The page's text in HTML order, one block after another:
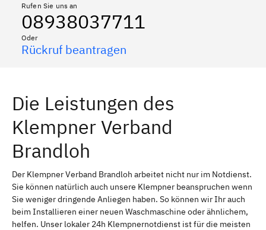
Rufen Sie uns an
08938037711
Oder
Rückruf beantragen
Die Leistungen des
Klempner Verband
Brandloh
Der Klempner Verband Brandloh arbeitet nicht nur im Notdienst.
Sie können natürlich auch unsere Klempner beanspruchen wenn
Sie weniger dringende Anliegen haben. So können wir Ihr auch
beim Installieren einer neuen Waschmaschine oder ähnlichem,
helfen. Unser lokaler 24h Klempnernotdienst ist für die meisten